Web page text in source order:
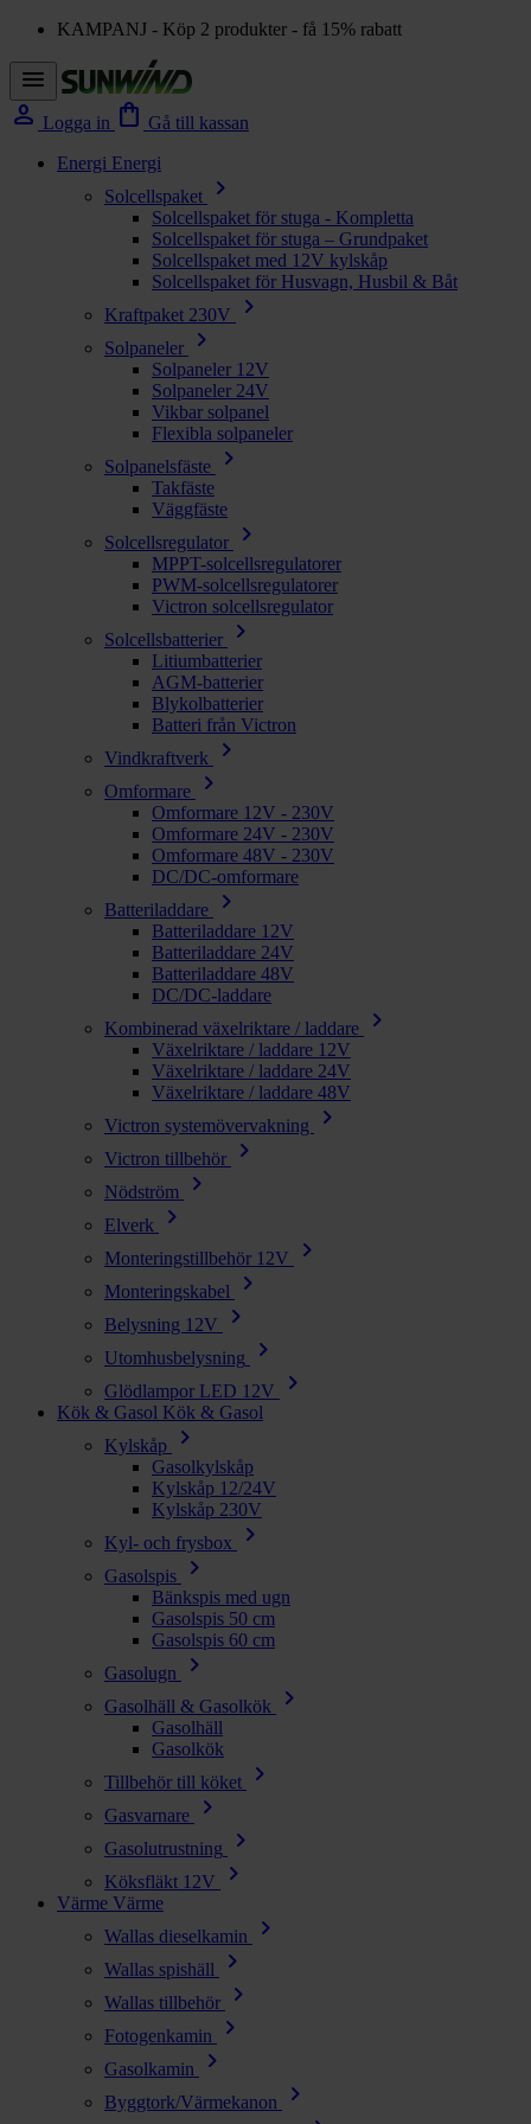
KAMPANJ - Köp 2 produkter - få 15% rabatt
menu
person Logga in shopping_bag Gå till kassan
Energi Energi
Solcellspaket
chevron_right
Solcellspaket för stuga - Kompletta
Solcellspaket för stuga – Grundpaket
Solcellspaket med 12V kylskåp
Solcellspaket för Husvagn, Husbil & Båt
Kraftpaket 230V
chevron_right
Solpaneler chevron_right
Solpaneler 12V
Solpaneler 24V
Vikbar solpanel
Flexibla solpaneler
Solpanelsfäste
chevron_right
Takfäste
Väggfäste
Solcellsregulator
chevron_right
MPPT-solcellsregulatorer
PWM-solcellsregulatorer
Victron solcellsregulator
Solcellsbatterier
chevron_right
Litiumbatterier
AGM-batterier
Blykolbatterier
Batteri från Victron
Vindkraftverk
chevron_right
Omformare chevron_right
Omformare 12V - 230V
Omformare 24V - 230V
Omformare 48V - 230V
DC/DC-omformare
Batteriladdare
chevron_right
Batteriladdare 12V
Batteriladdare 24V
Batteriladdare 48V
DC/DC-laddare
Kombinerad växelriktare / laddare
chevron_right
Växelriktare / laddare 12V
Växelriktare / laddare 24V
Växelriktare / laddare 48V
Victron systemövervakning
chevron_right
Victron tillbehör chevron_right
Nödström chevron_right
Elverk chevron_right
Monteringstillbehör 12V chevron_right
Monteringskabel chevron_right
Belysning 12V chevron_right
Utomhusbelysning chevron_right
Glödlampor LED 12V chevron_right
Kök & Gasol Kök & Gasol
Kylskåp
chevron_right
Gasolkylskåp
Kylskåp 12/24V
Kylskåp 230V
Kyl- och frysbox
chevron_right
Gasolspis chevron_right
Bänkspis med ugn
Gasolspis 50 cm
Gasolspis 60 cm
Gasolugn
chevron_right
Gasolhäll & Gasolkök chevron_right
Gasolhäll
Gasolkök
Tillbehör till köket
chevron_right
Gasvarnare chevron_right
Gasolutrustning chevron_right
Köksfläkt 12V chevron_right
Värme Värme
Wallas dieselkamin
chevron_right
Wallas spishäll chevron_right
Wallas tillbehör chevron_right
Fotogenkamin chevron_right
Gasolkamin chevron_right
Byggtork/Värmekanon chevron_right